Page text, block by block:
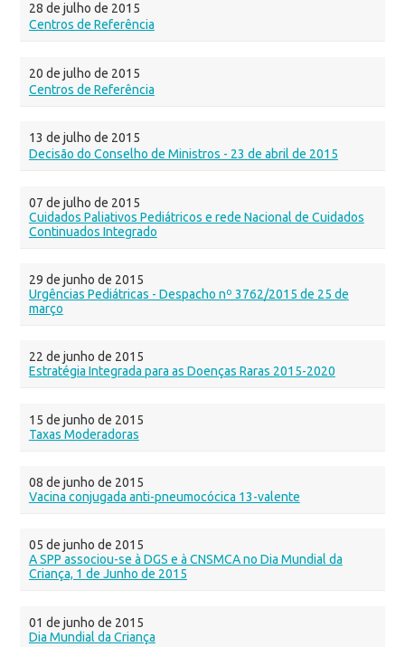
28 de julho de 2015
Centros de Referência
20 de julho de 2015
Centros de Referência
13 de julho de 2015
Decisão do Conselho de Ministros - 23 de abril de 2015
07 de julho de 2015
Cuidados Paliativos Pediátricos e rede Nacional de Cuidados
Continuados Integrado
29 de junho de 2015
Urgências Pediátricas - Despacho nº 3762/2015 de 25 de
março
22 de junho de 2015
Estratégia Integrada para as Doenças Raras 2015-2020
15 de junho de 2015
Taxas Moderadoras
08 de junho de 2015
Vacina conjugada anti-pneumocócica 13-valente
05 de junho de 2015
A SPP associou-se à DGS e à CNSMCA no Dia Mundial da
Criança, 1 de Junho de 2015
01 de junho de 2015
Dia Mundial da Criança